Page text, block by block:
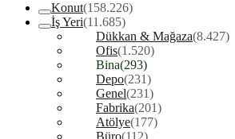
Konut(158.226)
İş Yeri(11.685)
Dükkan & Mağaza(8.427)
Ofis(1.520)
Bina(293)
Depo(231)
Genel(231)
Fabrika(201)
Atölye(177)
Büro(112)